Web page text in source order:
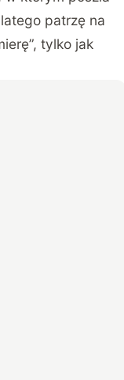
patrzę na
tylko jak